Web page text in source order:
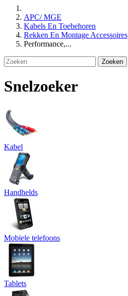
APC/ MGE
Kabels En Toebehoren
Rekken En Montage Accessoires
Performance,...
Zoeken
Snelzoeker
Kabel
Handhelds
Mobiele telefoons
Tablets